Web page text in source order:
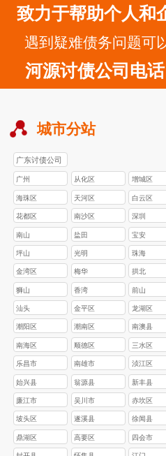
致力于帮助个人和
遇到疑难债务问题可
河源讨债公司电
城市分站
广东讨债公司
广州 从化区 增城区
海珠区 天河区 白云区
花都区 南沙区 深圳
南山 盐田 宝安
坪山 光明 珠海
金湾区 梅华 拱北
狮山 香湾 前山
汕头 金平区 龙湖区
‌潮阳区 ‌潮南区 南澳县
南海区 顺德区 三水区
乐昌市 南雄市 浈江区
始兴县 翁源县 ‌新丰县
‌‌廉江市‌ ‌‌吴川市 赤坎区‌
‌坡头区‌ ‌遂溪县‌ ‌徐闻县
鼎湖区 高要区 四会市